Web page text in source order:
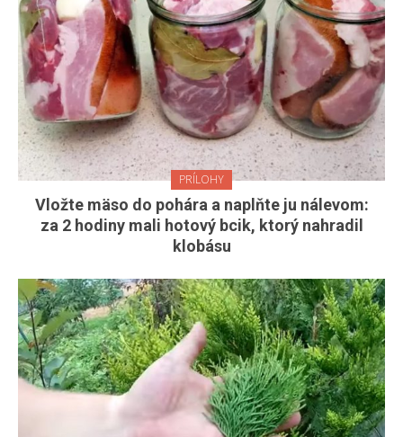
PRÍLOHY
Vložte mäso do pohára a naplňte ju nálevom:
za 2 hodiny mali hotový bcik, ktorý nahradil
klobásu